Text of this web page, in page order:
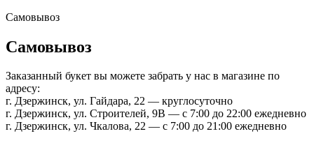
Самовывоз
Самовывоз
Заказанный букет вы можете забрать у нас в магазине по
адресу:
г. Дзержинск, ул. Гайдара, 22 — круглосуточно
г. Дзержинск, ул. Строителей, 9В — с 7:00 до 22:00 ежедневно
г. Дзержинск, ул. Чкалова, 22 — с 7:00 до 21:00 ежедневно